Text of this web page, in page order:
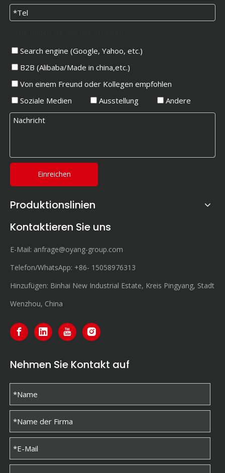
Search engine (Google, Yahoo, etc.)
B2B (Alibaba/Made in china,etc.)
Von einem Freund oder Kollegen empfohlen
Soziale Medien
Ausstellung Andere
Einreichen
Produktionslinien
Kontaktieren Sie uns
E-Mail: anfrage@oyang-group.com
Telefon/WhatsApp: +86- 15058976313
Hinzufügen: Binhai New Industrial Estate, Kreis Pingyang, Stadt
Wenzhou, China
Nehmen Sie Kontakt auf